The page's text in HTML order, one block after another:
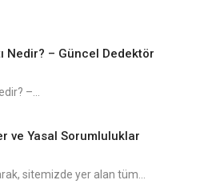
Nedir? – Güncel Dedektör
–...
ve Yasal Sorumluluklar
sitemizde yer alan tüm...